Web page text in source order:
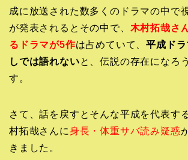
成に放送された数多くのドラマの中で
が発表されるとその中で、 木村拓哉さ
るドラマが5作は占めていて、平成ド
しでは語れないと、伝説の存在になろ
す。
さて、話を戻すとそんな平成を代表す
村拓哉さんに身長・体重サバ読み疑惑
きました。